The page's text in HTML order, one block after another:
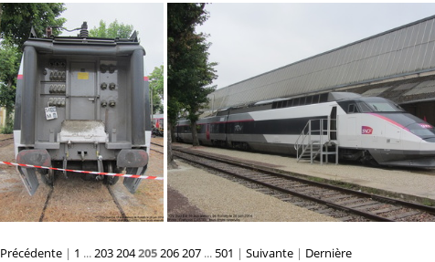
IMG 8724 IMG 8722
Précédente | 1 ...203204205206207 ... 501 | Suivante | Dernière